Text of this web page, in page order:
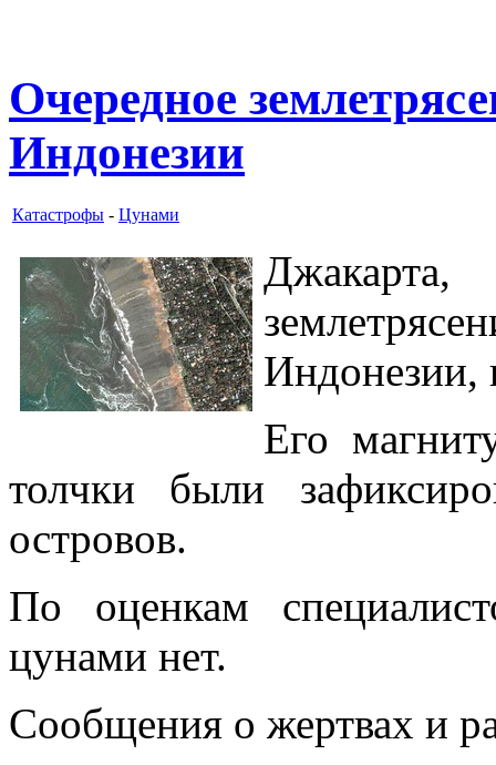
Очередное
Индонезии
Катастрофы - Цунами
Индонезии,
Его
толчки были
островов.
По оценкам
цунами нет.
Сообщения о жертвах и